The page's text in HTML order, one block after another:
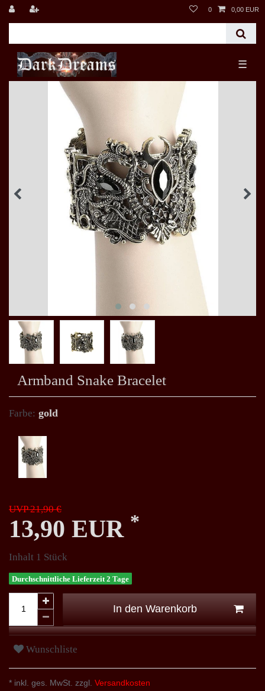
0 0,00 EUR
☰
Armband Snake Bracelet
Farbe: gold
UVP 21,90 €
13,90 EUR *
Inhalt 1 Stück
Durchschnittliche Lieferzeit 2 Tage
In den Warenkorb
Wunschliste
* inkl. ges. MwSt. zzgl. Versandkosten